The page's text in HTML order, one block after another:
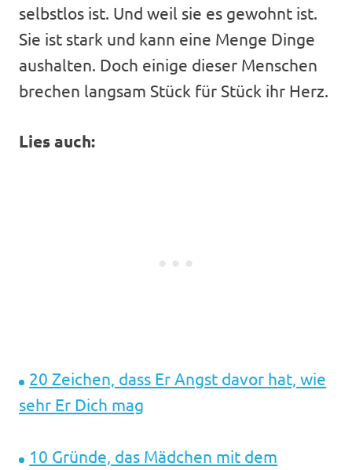
selbstlos ist. Und weil sie es gewohnt ist.
Sie ist stark und kann eine Menge Dinge
aushalten. Doch einige dieser Menschen
brechen langsam Stück für Stück ihr Herz.
Lies auch:
20 Zeichen, dass Er Angst davor hat, wie
sehr Er Dich mag
10 Gründe, das Mädchen mit dem